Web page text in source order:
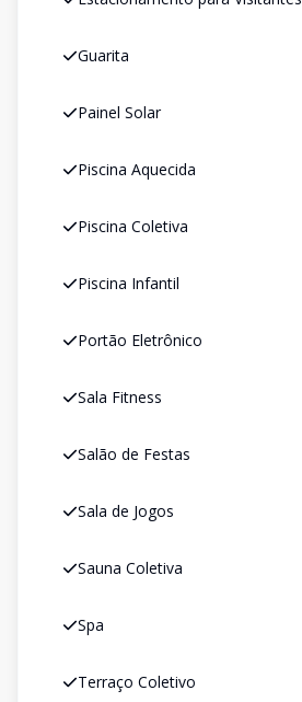
Guarita
Painel Solar
Piscina Aquecida
Piscina Coletiva
Piscina Infantil
Portão Eletrônico
Sala Fitness
Salão de Festas
Sala de Jogos
Sauna Coletiva
Spa
Terraço Coletivo